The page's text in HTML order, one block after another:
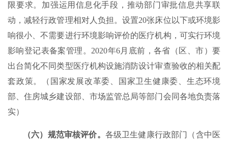
限要求。加强运用信息化手段，推动部门审批信息共享联
动，减轻行政管理相对人负担。设置20张床位以下或环境影
响很小、不需要进行环境影响评价的医疗机构，可实行环境
影响登记表备案管理。2020年6月底前，各省（区、市）要
出台简化不同类型医疗机构设施消防设计审查验收的相关配
套政策。（国家发展改革委、国家卫生健康委、生态环境
部、住房城乡建设部、市场监管总局等部门会同各地负责落
实）
（六）规范审核评价。 各级卫生健康行政部门（含中医